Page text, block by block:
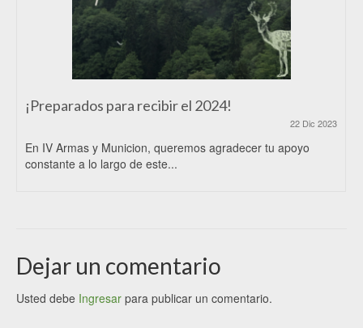
¡Preparados para recibir el 2024!
22 Dic 2023
En IV Armas y Municion, queremos agradecer tu apoyo
constante a lo largo de este...
Dejar un comentario
Usted debe Ingresar para publicar un comentario.